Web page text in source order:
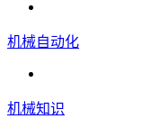
机械自动化
机械知识